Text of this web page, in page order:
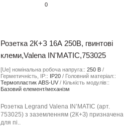
0
Розетка 2К+З 16А 250В, гвинтові
клеми,Valena IN'MATIC,753025
[Ue] номінальна робоча напруга:: 250 В
Герметичність, IP::
IP20
Головний матеріал::
Термопластик ABS-UV
Кількість модулів::
Базовий елемент/механізм
Розетка Legrand Valena IN’MATIC (арт.
753025) з заземленням (2К+З) призначена
для пі..